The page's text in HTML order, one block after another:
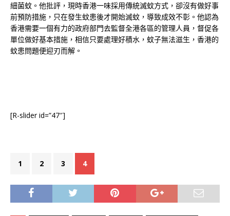
細菌蚊。他批評，現時香港一味採用傳統滅蚊方式，卻沒有做好事
前預防措施，只在發生蚊患後才開始滅蚊，導致成效不彰。他認為
香港需要一個有力的政府部門去監督全港各區的管理人員，督促各
單位做好基本措施，相信只要處理好積水，蚊子無法滋生，香港的
蚊患問題便迎刃而解。
[R-slider id=”47″]
1 2 3 4